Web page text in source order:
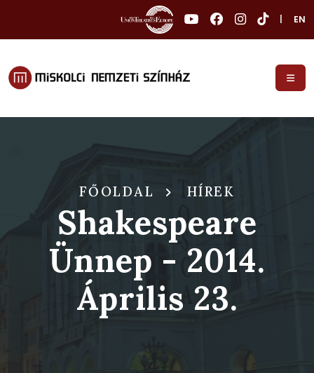
EN
FŐOLDAL HÍREK
Shakespeare
Ünnep - 2014.
Április 23.